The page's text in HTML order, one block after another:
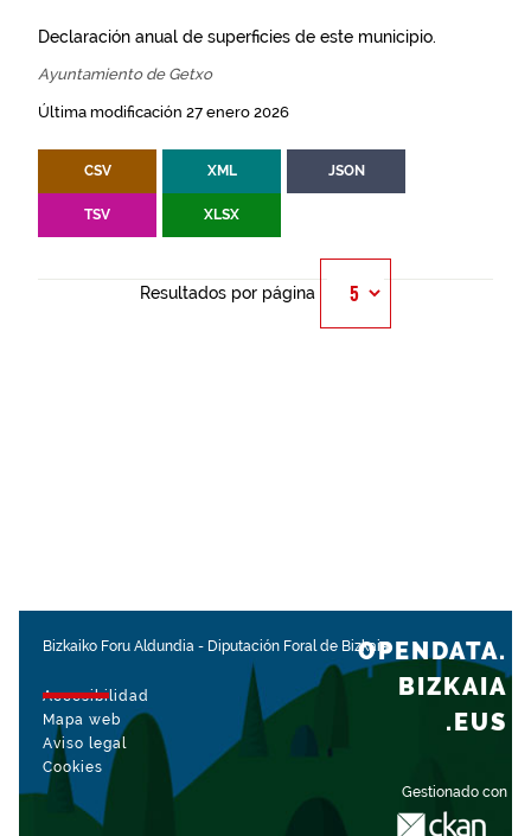
Declaración anual de superficies de este municipio.
Ayuntamiento de Getxo
Última modificación 27 enero 2026
CSV XML JSON
TSV XLSX
Resultados por página
Bizkaiko Foru Aldundia - Diputación Foral de Bizkaia
Accesibilidad
Mapa web
Aviso legal
Cookies
Gestionado con
OPENDATA.
BIZKAIA
.EUS